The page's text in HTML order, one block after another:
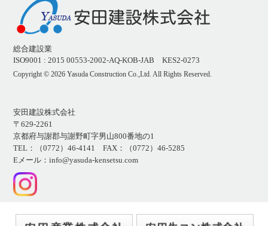
総合建設業
ISO9001 : 2015 00553-2002-AQ-KOB-JAB KES2-0273
Copyright ©2026 Yasuda Construction Co.,Ltd. All Rights Reserved.
安田建設株式会社
〒629-2261
京都府与謝郡与謝野町字男山800番地の1
TEL：（0772）46-4141 FAX：（0772）46-5285
Eメール：info@yasuda-kensetsu.com